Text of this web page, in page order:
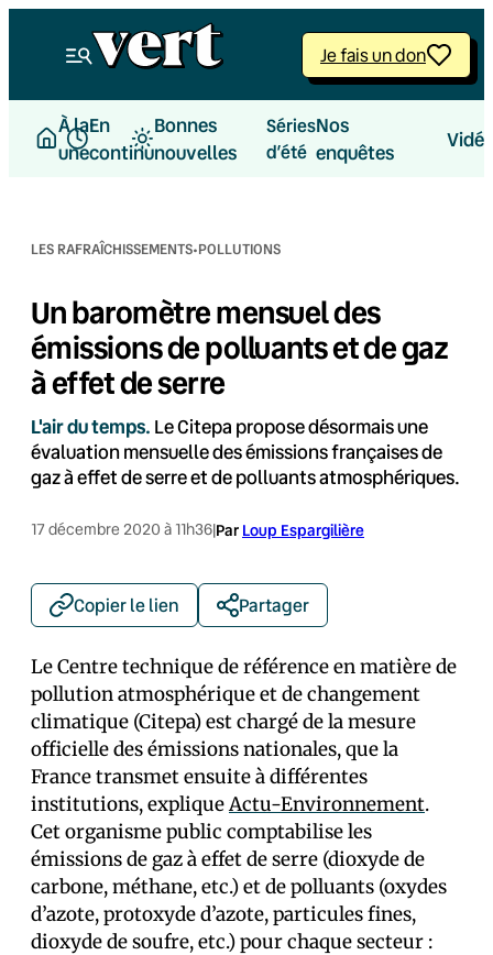
Je fais un don
À la
une
En
continu
Bonnes
nouvelles
Séries
d’été
Nos
enquêtes
LES RAFRAÎCHISSEMENTS·POLLUTIONS
Un baromètre mensuel des
émissions de polluants et de gaz
à effet de serre
L'air du temps. Le Citepa propose désormais une
évaluation mensuelle des émissions françaises de
gaz à effet de serre et de polluants atmosphériques.
17 décembre 2020 à 11h36|Par Loup Espargilière
Copier le lien Partager
Le Centre technique de référence en matière de
pollution atmosphérique et de changement
climatique (Citepa) est chargé de la mesure
officielle des émissions nationales, que la
France transmet ensuite à différentes
institutions, expliqueActu-Environnement.
Cet organisme public comptabilise les
émissions de gaz à effet de serre (dioxyde de
carbone, méthane, etc.) et de polluants (oxydes
d’azote, protoxyde d’azote, particules fines,
dioxyde de soufre, etc.) pour chaque secteur :